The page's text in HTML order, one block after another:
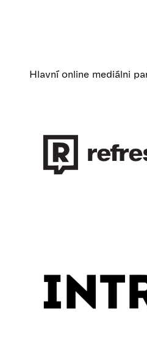
Hlavní online mediálni